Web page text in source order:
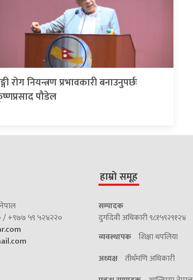
रोग नियन्त्रण प्रभावकारी बनाउनुपर्छः
पौडेल
+९७७ ५९ ५२४२२०
हाम्रो समूह
सम्पादक
दुर्गादेवी अधिकारी ९८१५९२९१२४
व्यवस्थापक शिक्षा थपलिया
अध्यक्ष तीर्थमणि अधिकारी